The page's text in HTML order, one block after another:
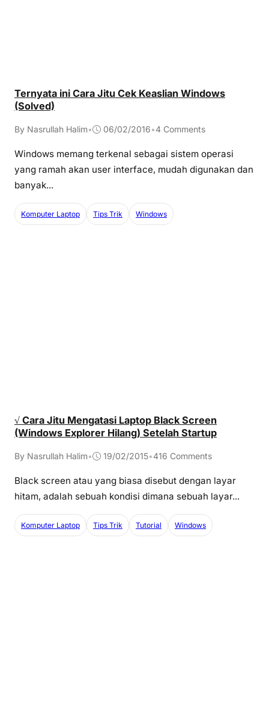
Ternyata ini Cara Jitu Cek Keaslian Windows
(Solved)
By Nasrullah Halim• 06/02/2016•4 Comments
Windows memang terkenal sebagai sistem operasi
yang ramah akan user interface, mudah digunakan dan
banyak...
Komputer Laptop Tips Trik Windows
√ Cara Jitu Mengatasi Laptop Black Screen
(Windows Explorer Hilang) Setelah Startup
By Nasrullah Halim• 19/02/2015•416 Comments
Black screen atau yang biasa disebut dengan layar
hitam, adalah sebuah kondisi dimana sebuah layar...
Komputer Laptop Tips Trik Tutorial Windows